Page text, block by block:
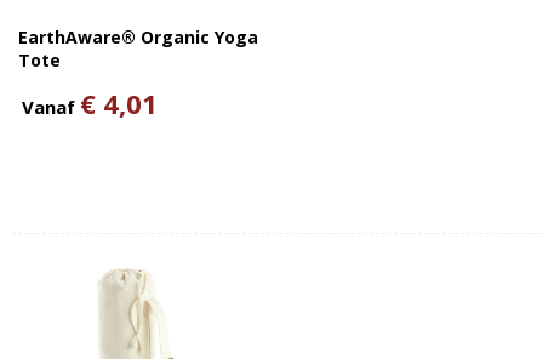
EarthAware® Organic Yoga
Tote
Vanaf € 4,01